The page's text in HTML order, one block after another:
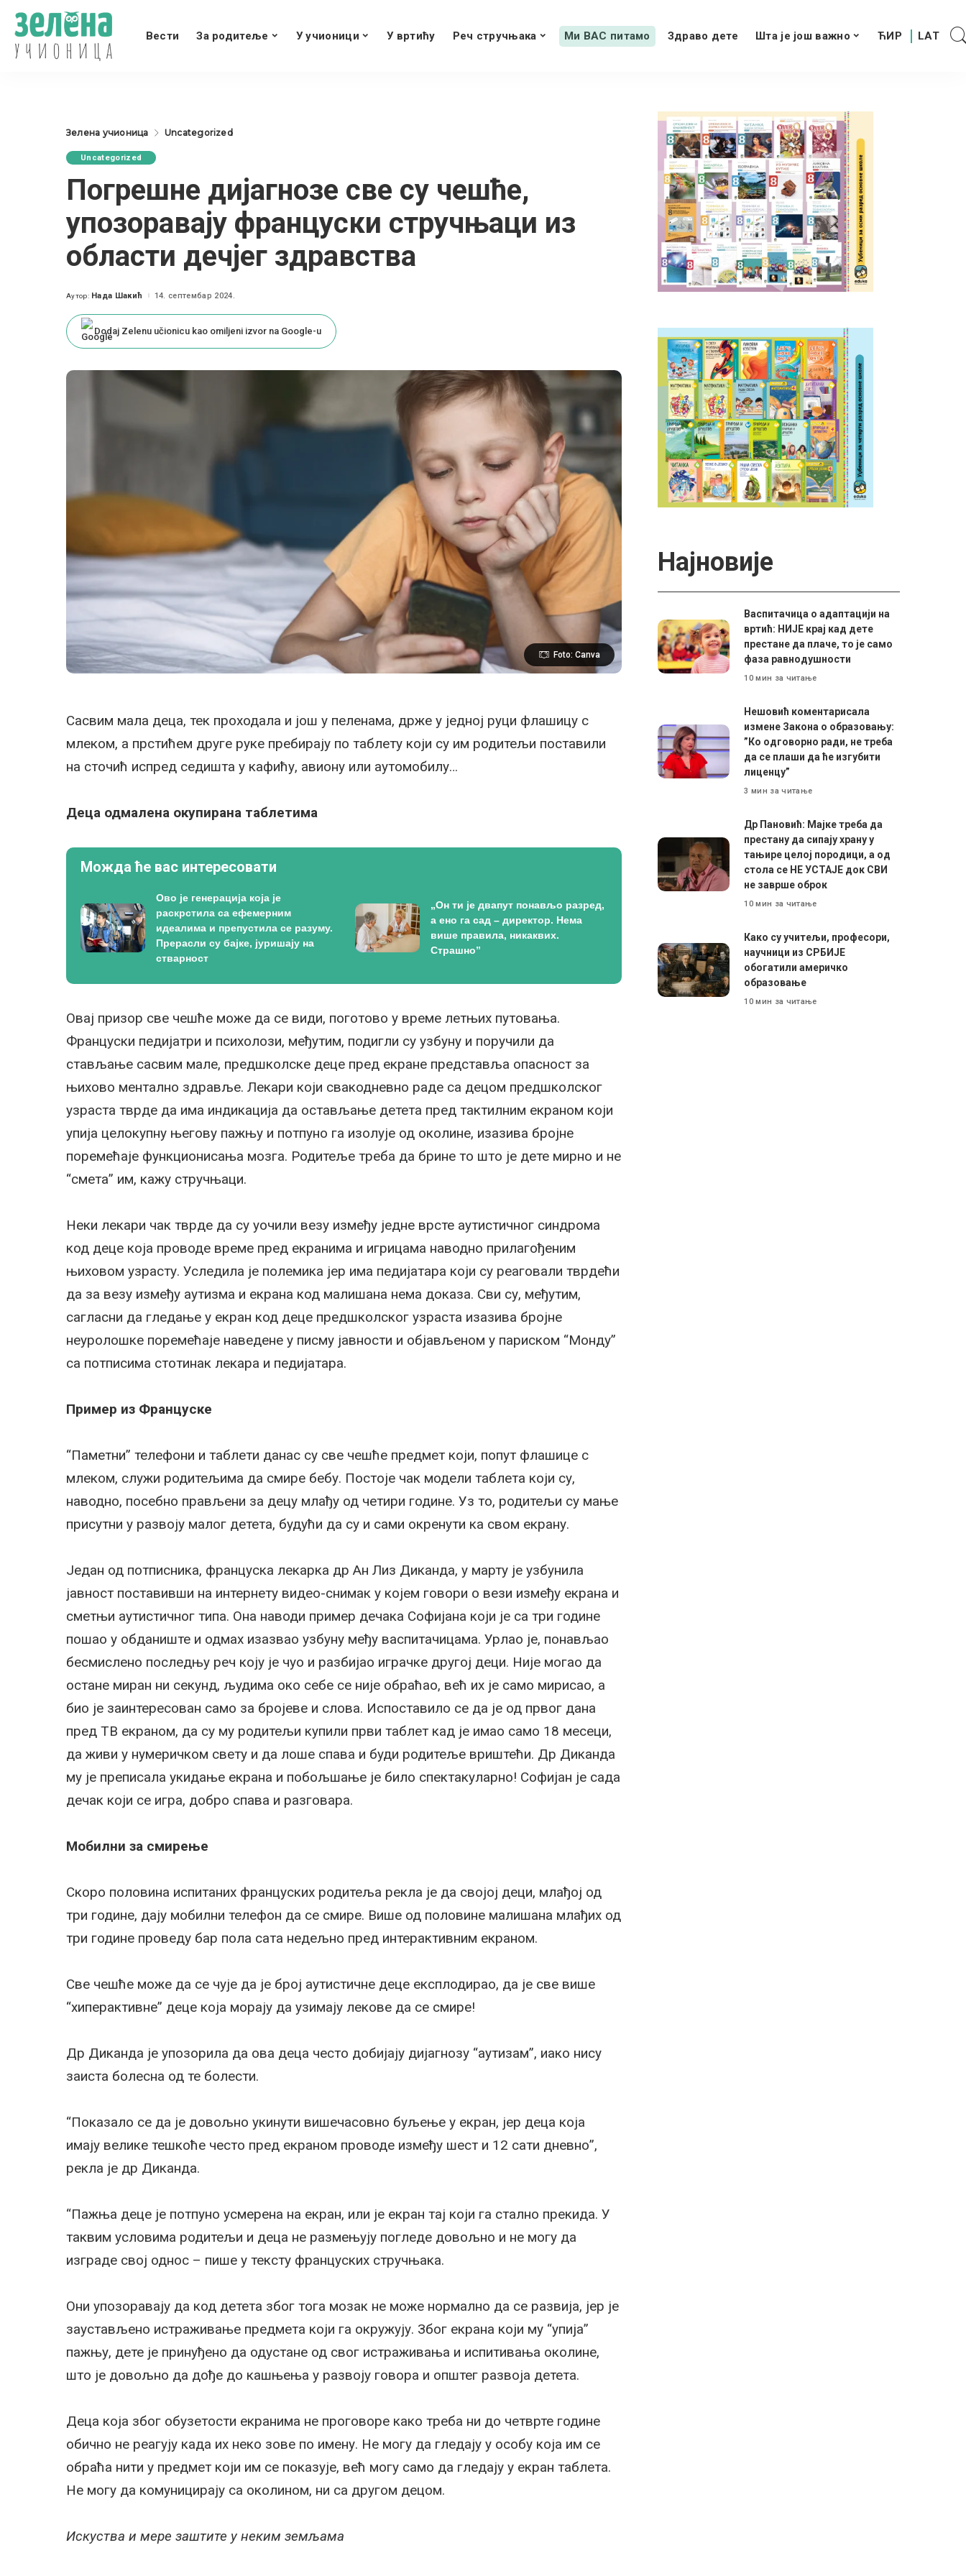
Вести За родитеље У учионици У вртићу Реч стручњака Ми ВАС питамо Здраво дете Шта је још важно
Зелена учионица Uncategorized
Uncategorized
Погрешне дијагнозе све су чешће,
упозоравају француски стручњаци из
области дечјег здравства
Posted
Аутор: Нада Шакић 14. септембар 2024.
Dodaj Zelenu učionicu kao omiljeni izvor na Google-u
Foto: Canva
Сасвим мала деца, тек проходала и још у пеленама, држе у једној руци флашицу с
млеком, а прстићем друге руке пребирају по таблету који су им родитељи поставили
на сточић испред седишта у кафићу, авиону или аутомобилу…
Деца одмалена окупирана таблетима
Можда ће вас интересовати
Ово је генерација која је
раскрстила са ефемерним
идеалима и препустила се разуму.
Прерасли су бајке, јуришају на
стварност
„Он ти је двапут понављо разред,
а ено га сад – директор. Нема
више правила, никаквих.
Страшно”
Овај призор све чешће може да се види, поготово у време летњих путовања.
Француски педијатри и психолози, међутим, подигли су узбуну и поручили да
стављање сасвим мале, предшколске деце пред екране представља опасност за
њихово ментално здравље. Лекари који свакодневно раде са децом предшколског
узраста тврде да има индикација да остављање детета пред тактилним екраном који
упија целокупну његову пажњу и потпуно га изолује од околине, изазива бројне
поремећаје функционисања мозга. Родитеље треба да брине то што је дете мирно и не
“смета” им, кажу стручњаци.
Неки лекари чак тврде да су уочили везу између једне врсте аутистичног синдрома
код деце која проводе време пред екранима и игрицама наводно прилагођеним
њиховом узрасту. Уследила је полемика јер има педијатара који су реаговали тврдећи
да за везу између аутизма и екрана код малишана нема доказа. Сви су, међутим,
сагласни да гледање у екран код деце предшколског узраста изазива бројне
неуролошке поремећаје наведене у писму јавности и објављеном у париском “Монду”
са потписима стотинак лекара и педијатара.
Пример из Француске
“Паметни” телефони и таблети данас су све чешће предмет који, попут флашице с
млеком, служи родитељима да смире бебу. Постоје чак модели таблета који су,
наводно, посебно прављени за децу млађу од четири године. Уз то, родитељи су мање
присутни у развоју малог детета, будући да су и сами окренути ка свом екрану.
Један од потписника, француска лекарка др Ан Лиз Диканда, у марту је узбунила
јавност поставивши на интернету видео-снимак у којем говори о вези између екрана и
сметњи аутистичног типа. Она наводи пример дечака Софијана који је са три године
пошао у обданиште и одмах изазвао узбуну међу васпитачицама. Урлао је, понављао
бесмислено последњу реч коју је чуо и разбијао играчке другој деци. Није могао да
остане миран ни секунд, људима око себе се није обраћао, већ их је само мирисао, а
био је заинтересован само за бројеве и слова. Испоставило се да је од првог дана
пред ТВ екраном, да су му родитељи купили први таблет кад је имао само 18 месеци,
да живи у нумеричком свету и да лоше спава и буди родитеље вриштећи. Др Диканда
му је преписала укидање екрана и побољшање је било спектакуларно! Софијан је сада
дечак који се игра, добро спава и разговара.
Мобилни за смирење
Скоро половина испитаних француских родитеља рекла је да својој деци, млађој од
три године, дају мобилни телефон да се смире. Више од половине малишана млађих од
три године проведу бар пола сата недељно пред интерактивним екраном.
Све чешће може да се чује да је број аутистичне деце експлодирао, да је све више
“хиперактивне” деце која морају да узимају лекове да се смире!
Др Диканда је упозорила да ова деца често добијају дијагнозу “аутизам”, иако нису
заиста болесна од те болести.
“Показало се да је довољно укинути вишечасовно буљење у екран, јер деца која
имају велике тешкоће често пред екраном проводе између шест и 12 сати дневно”,
рекла је др Диканда.
“Пажња деце је потпуно усмерена на екран, или је екран тај који га стално прекида. У
таквим условима родитељи и деца не размењују погледе довољно и не могу да
изграде свој однос – пише у тексту француских стручњака.
Они упозоравају да код детета због тога мозак не може нормално да се развија, јер је
заустављено истраживање предмета који га окружују. Због екрана који му “упија”
пажњу, дете је принуђено да одустане од свог истраживања и испитивања околине,
што је довољно да дође до кашњења у развоју говора и општег развоја детета.
Деца која због обузетости екранима не проговоре како треба ни до четврте године
обично не реагују када их неко зове по имену. Не могу да гледају у особу која им се
обраћа нити у предмет који им се показује, већ могу само да гледају у екран таблета.
Не могу да комуницирају са околином, ни са другом децом.
Искуства и мере заштите у неким земљама
Најновије
Васпитачица о адаптацији на
вртић: НИЈЕ крај кад дете
престане да плаче, то је само
фаза равнодушности
10 мин за читање
Нешовић коментарисала
измене Закона о образовању:
”Ко одговорно ради, не треба
да се плаши да ће изгубити
лиценцу”
3 мин за читање
Др Пановић: Мајке треба да
престану да сипају храну у
тањире целој породици, а од
стола се НЕ УСТАЈЕ док СВИ
не заврше оброк
10 мин за читање
Како су учитељи, професори,
научници из СРБИЈЕ
обогатили америчко
образовање
10 мин за читање